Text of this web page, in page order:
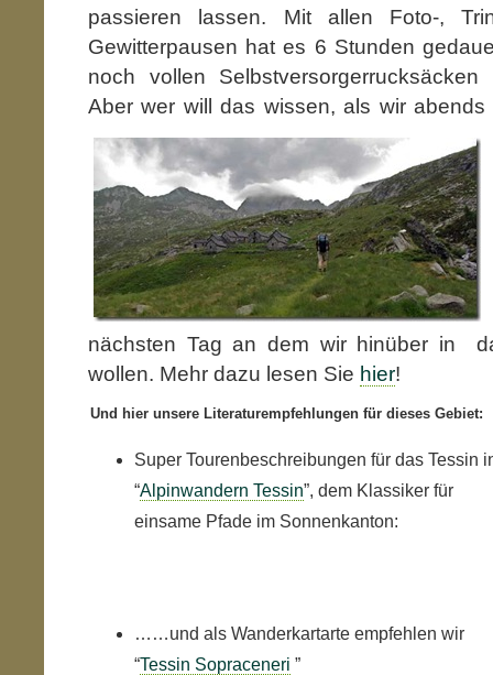
passieren lassen. Mit allen Foto-,
Gewitterpausen hat es 6 Stunden
noch vollen
Aber wer will das wissen,als wir
nächsten Tag an dem wir hinüber in
wollen. Mehr dazu lesen Sie hier!
Und hier unsere Literaturempfehlungen für dieses Gebiet:
Super Tourenbeschreibungen für das Tessin
“Alpinwandern Tessin”, dem Klassiker für
einsame Pfade im Sonnenkanton:
……und als Wanderkartarte empfehlen wir
“Tessin Sopraceneri ”